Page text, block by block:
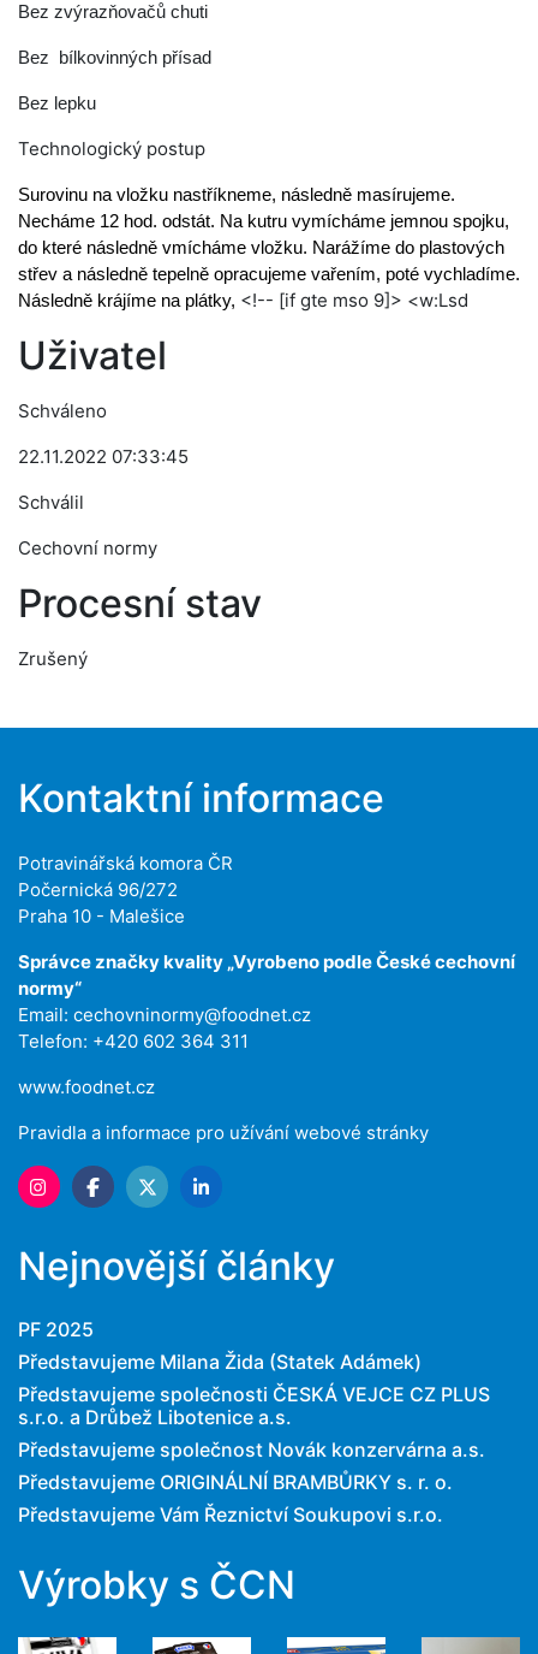
Bez zvýrazňovačů chuti
Bez bílkovinných přísad
Bez lepku
Technologický postup
Surovinu na vložku nastříkneme, následně masírujeme.
Necháme 12 hod. odstát. Na kutru vymícháme jemnou spojku,
do které následně vmícháme vložku. Narážíme do plastových
střev a následně tepelně opracujeme vařením, poté vychladíme.
Následně krájíme na plátky, <!-- [if gte mso 9]> <w:Lsd
Uživatel
Schváleno
22.11.2022 07:33:45
Schválil
Cechovní normy
Procesní stav
Zrušený
Kontaktní informace
Potravinářská komora ČR
Počernická 96/272
Praha 10 - Malešice
Správce značky kvality „Vyrobeno podle České cechovní
normy“
Email: cechovninormy@foodnet.cz
Telefon: +420 602 364 311
www.foodnet.cz
Pravidla a informace pro užívání webové stránky
Nejnovější články
PF 2025
Představujeme Milana Žida (Statek Adámek)
Představujeme společnosti ČESKÁ VEJCE CZ PLUS
s.r.o. a Drůbež Libotenice a.s.
Představujeme společnost Novák konzervárna a.s.
Představujeme ORIGINÁLNÍ BRAMBŮRKY s. r. o.
Představujeme Vám Řeznictví Soukupovi s.r.o.
Výrobky s ČCN